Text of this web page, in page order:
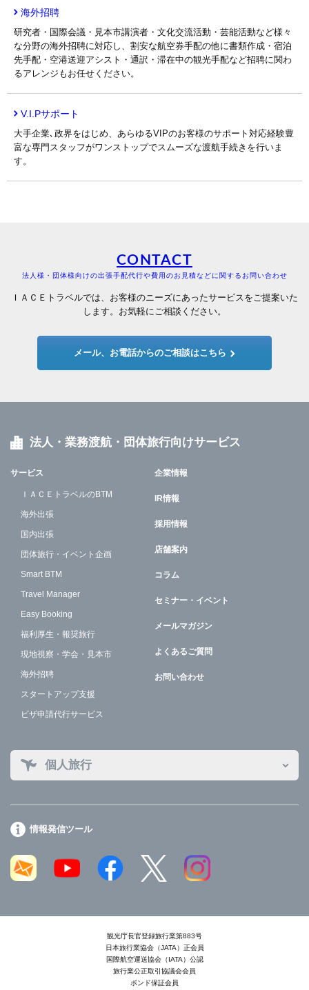
海外招聘
研究者・国際会議・見本市講演者・文化交流活動・芸能活動など様々
な分野の海外招聘に対応し、割安な航空券手配の他に書類作成・宿泊
先手配・空港送迎アシスト・通訳・滞在中の観光手配など招聘に関わ
るアレンジもお任せください。
V.I.Pサポート
大手企業､政界をはじめ、あらゆるVIPのお客様のサポート対応経験豊
富な専門スタッフがワンストップでスムーズな渡航手続きを行いま
す。
CONTACT
法人様・団体様向けの出張手配代行や費用のお見積などに関するお問い合わせ
ＩＡＣＥトラベルでは、お客様のニーズにあったサービスをご提案いた
します。お気軽にご相談ください。
メール、お電話からのご相談はこちら
法人・業務渡航・団体旅行向けサービス
サービス
ＩＡＣＥトラベルのBTM
海外出張
国内出張
団体旅行・イベント企画
Smart BTM
Travel Manager
Easy Booking
福利厚生・報奨旅行
現地視察・学会・見本市
海外招聘
スタートアップ支援
ビザ申請代行サービス
企業情報
IR情報
採用情報
店舗案内
コラム
セミナー・イベント
メールマガジン
よくあるご質問
お問い合わせ
個人旅行
情報発信ツール
観光庁長官登録旅行業第883号
日本旅行業協会（JATA）正会員
国際航空運送協会（IATA）公認
旅行業公正取引協議会会員
ボンド保証会員